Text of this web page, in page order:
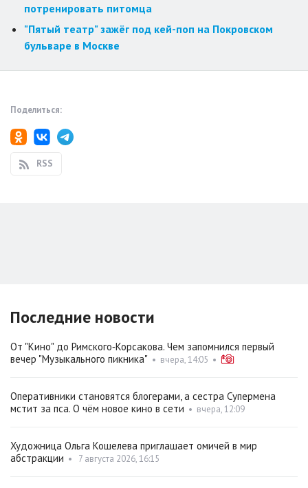
потренировать питомца
"Пятый театр" зажёг под кей-поп на Покровском
бульваре в Москве
Поделиться:
RSS
Последние новости
От "Кино" до Римского‑Корсакова. Чем запомнился первый
вечер "Музыкального пикника" • вчера, 14:05 •
Оперативники становятся блогерами, а сестра Супермена
мстит за пса. О чём новое кино в сети • вчера, 12:09
Художница Ольга Кошелева приглашает омичей в мир
абстракции • 7 августа 2026, 16:15